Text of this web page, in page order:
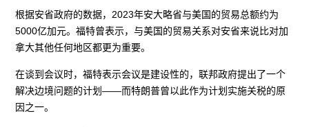
根据安省政府的数据，2023年安大略省与美国的贸易总额约为
5000亿加元。福特曾表示，与美国的贸易关系对安省来说比对加
拿大其他任何地区都更为重要。
在谈到会议时，福特表示会议是建设性的，联邦政府提出了一个
解决边境问题的计划——而特朗普曾以此作为计划实施关税的原
因之一。